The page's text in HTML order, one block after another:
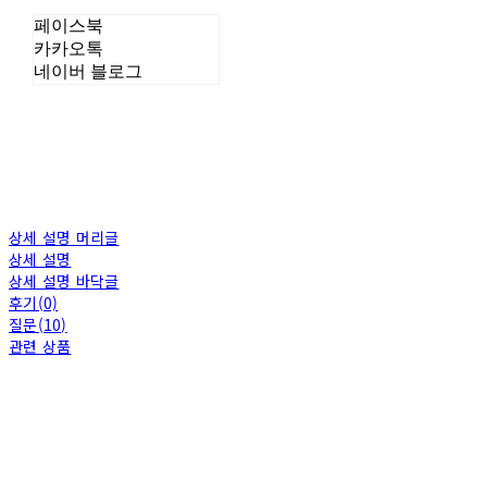
페이스북
카카오톡
네이버 블로그
상세 설명 머리글
상세 설명
상세 설명 바닥글
후기(0)
질문(10)
관련 상품